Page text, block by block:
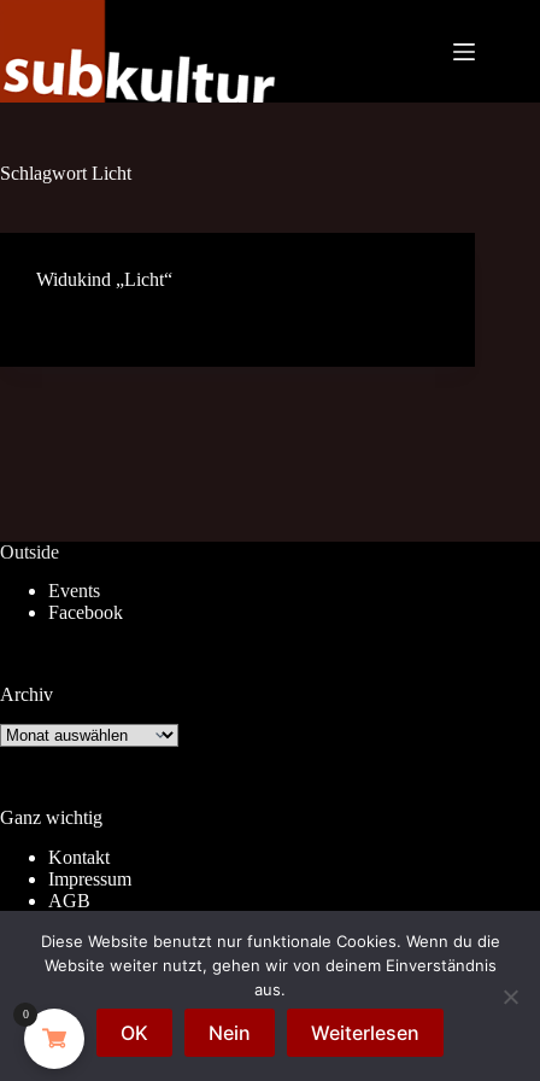
Schlagwort Licht
Widukind „Licht“
Outside
Events
Facebook
Archiv
Archiv
Ganz wichtig
Kontakt
Impressum
AGB
Datenschutz
© 2026 by Subkultur
. Made with WordPress &
WooCommerce.
is a division of Periplaneta
Berlin
0
Diese Website benutzt nur funktionale Cookies. Wenn du die
Website weiter nutzt, gehen wir von deinem Einverständnis
aus.
OK Nein Weiterlesen